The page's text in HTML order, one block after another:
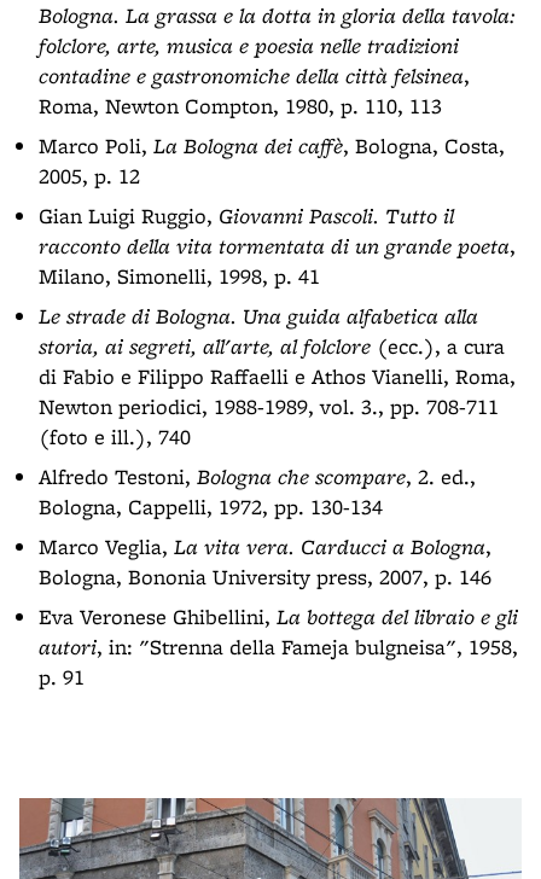
Bologna. La grassa e la dotta in gloria della tavola:
folclore, arte, musica e poesia nelle tradizioni
contadine e gastronomiche della città felsinea,
Roma, Newton Compton, 1980, p. 110, 113
Marco Poli, La Bologna dei caffè, Bologna, Costa,
2005, p. 12
Gian Luigi Ruggio, Giovanni Pascoli. Tutto il
racconto della vita tormentata di un grande poeta,
Milano, Simonelli, 1998, p. 41
Le strade di Bologna. Una guida alfabetica alla
storia, ai segreti, all'arte, al folclore (ecc.), a cura
di Fabio e Filippo Raffaelli e Athos Vianelli, Roma,
Newton periodici, 1988-1989, vol. 3., pp. 708-711
(foto e ill.), 740
Alfredo Testoni, Bologna che scompare, 2. ed.,
Bologna, Cappelli, 1972, pp. 130-134
Marco Veglia, La vita vera. Carducci a Bologna,
Bologna, Bononia University press, 2007, p. 146
Eva Veronese Ghibellini, La bottega del libraio e gli
autori, in: "Strenna della Fameja bulgneisa", 1958,
p. 91